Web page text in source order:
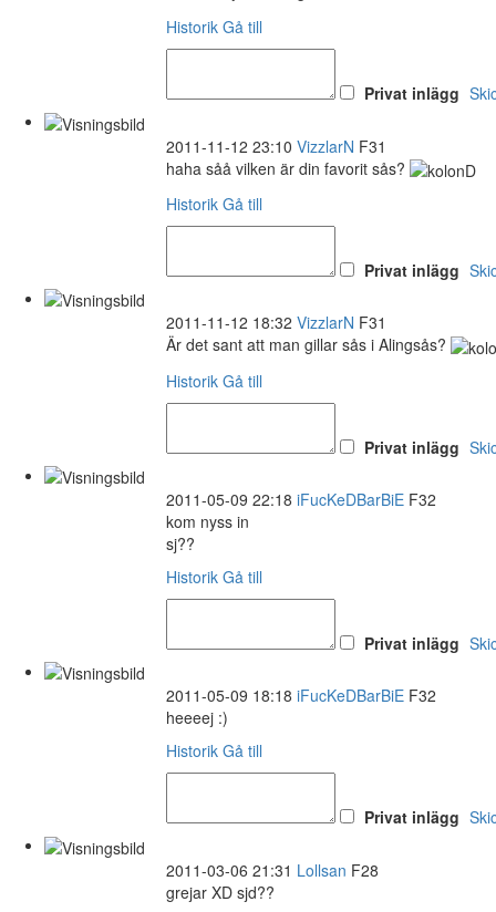
Historik Gå till
Privat inlägg
2011-11-12 23:10 VizzlarN F31
haha såå vilken är din favorit sås?
Historik Gå till
Privat inlägg
2011-11-12 18:32 VizzlarN F31
Är det sant att man gillar sås i Alingsås?
Historik Gå till
Privat inlägg
2011-05-09 22:18 iFucKeDBarBiE F32
kom nyss in
sj??
Historik Gå till
Privat inlägg
2011-05-09 18:18 iFucKeDBarBiE F32
heeeej :)
Historik Gå till
Privat inlägg
2011-03-06 21:31 Lollsan F28
grejar XD sjd??